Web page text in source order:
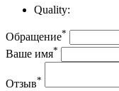
Quality:
Обращение*
Ваше имя*
Отзыв*